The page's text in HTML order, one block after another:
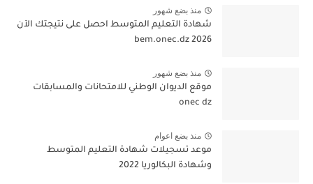
منذ بضع شهور
شهادة التعليم المتوسط احصل على نتيجتك الآن
bem.onec.dz 2026
منذ بضع شهور
موقع الديوان الوطني للامتحانات والمسابقات
onec dz
منذ بضع اعوام
موعد تسجيلات شهادة التعليم المتوسط
وشهادة البكالوريا 2022